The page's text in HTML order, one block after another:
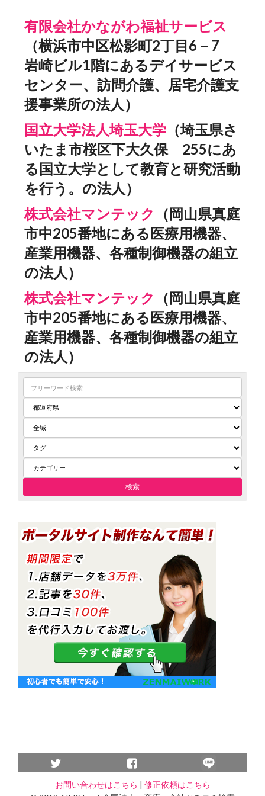
有限会社かながわ福祉サービス
（横浜市中区松影町2丁目6－7
岩崎ビル1階にあるデイサービス
センター、訪問介護、居宅介護支
援事業所の法人）
国立大学法人埼玉大学 （埼玉県さ
いたま市桜区下大久保 255にあ
る国立大学として教育と研究活動
を行う。の法人）
株式会社マンテック
（岡山県真庭
市中205番地にある医療用機器、
産業用機器、各種制御機器の組立
の法人）
株式会社マンテック
（岡山県真庭
市中205番地にある医療用機器、
産業用機器、各種制御機器の組立
の法人）
お問い合わせはこちら | 修正依頼はこちら